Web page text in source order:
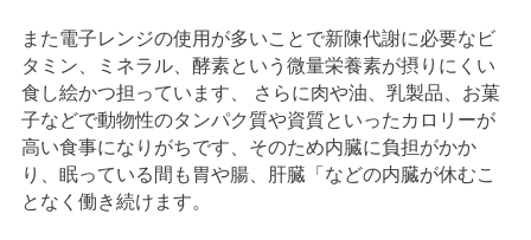
また電子レンジの使用が多いことで新陳代謝に必要なビ
タミン、ミネラル、酵素という微量栄養素が摂りにくい
食し絵かつ担っています、 さらに肉や油、乳製品、お菓
子などで動物性のタンパク質や資質といったカロリーが
高い食事になりがちです、そのため内臓に負担がかか
り、眠っている間も胃や腸、肝臓「などの内臓が休むこ
となく働き続けます。